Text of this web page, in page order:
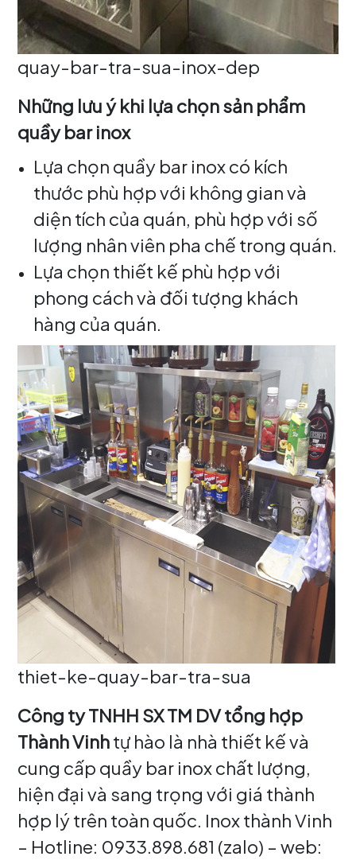
quay-bar-tra-sua-inox-dep
Những lưu ý khi lựa chọn sản phẩm
quầy bar inox
Lựa chọn quầy bar inox có kích
thước phù hợp với không gian và
diện tích của quán, phù hợp với số
lượng nhân viên pha chế trong quán.
Lựa chọn thiết kế phù hợp với
phong cách và đối tượng khách
hàng của quán.
thiet-ke-quay-bar-tra-sua
Công ty TNHH SX TM DV tổng hợp
Thành Vinhtự hào là nhà thiết kế và
cung cấp quầy bar inox chất lượng,
hiện đại và sang trọng với giá thành
hợp lý trên toàn quốc. Inox thành Vinh
– Hotline: 0933.898.681 (zalo) – web: